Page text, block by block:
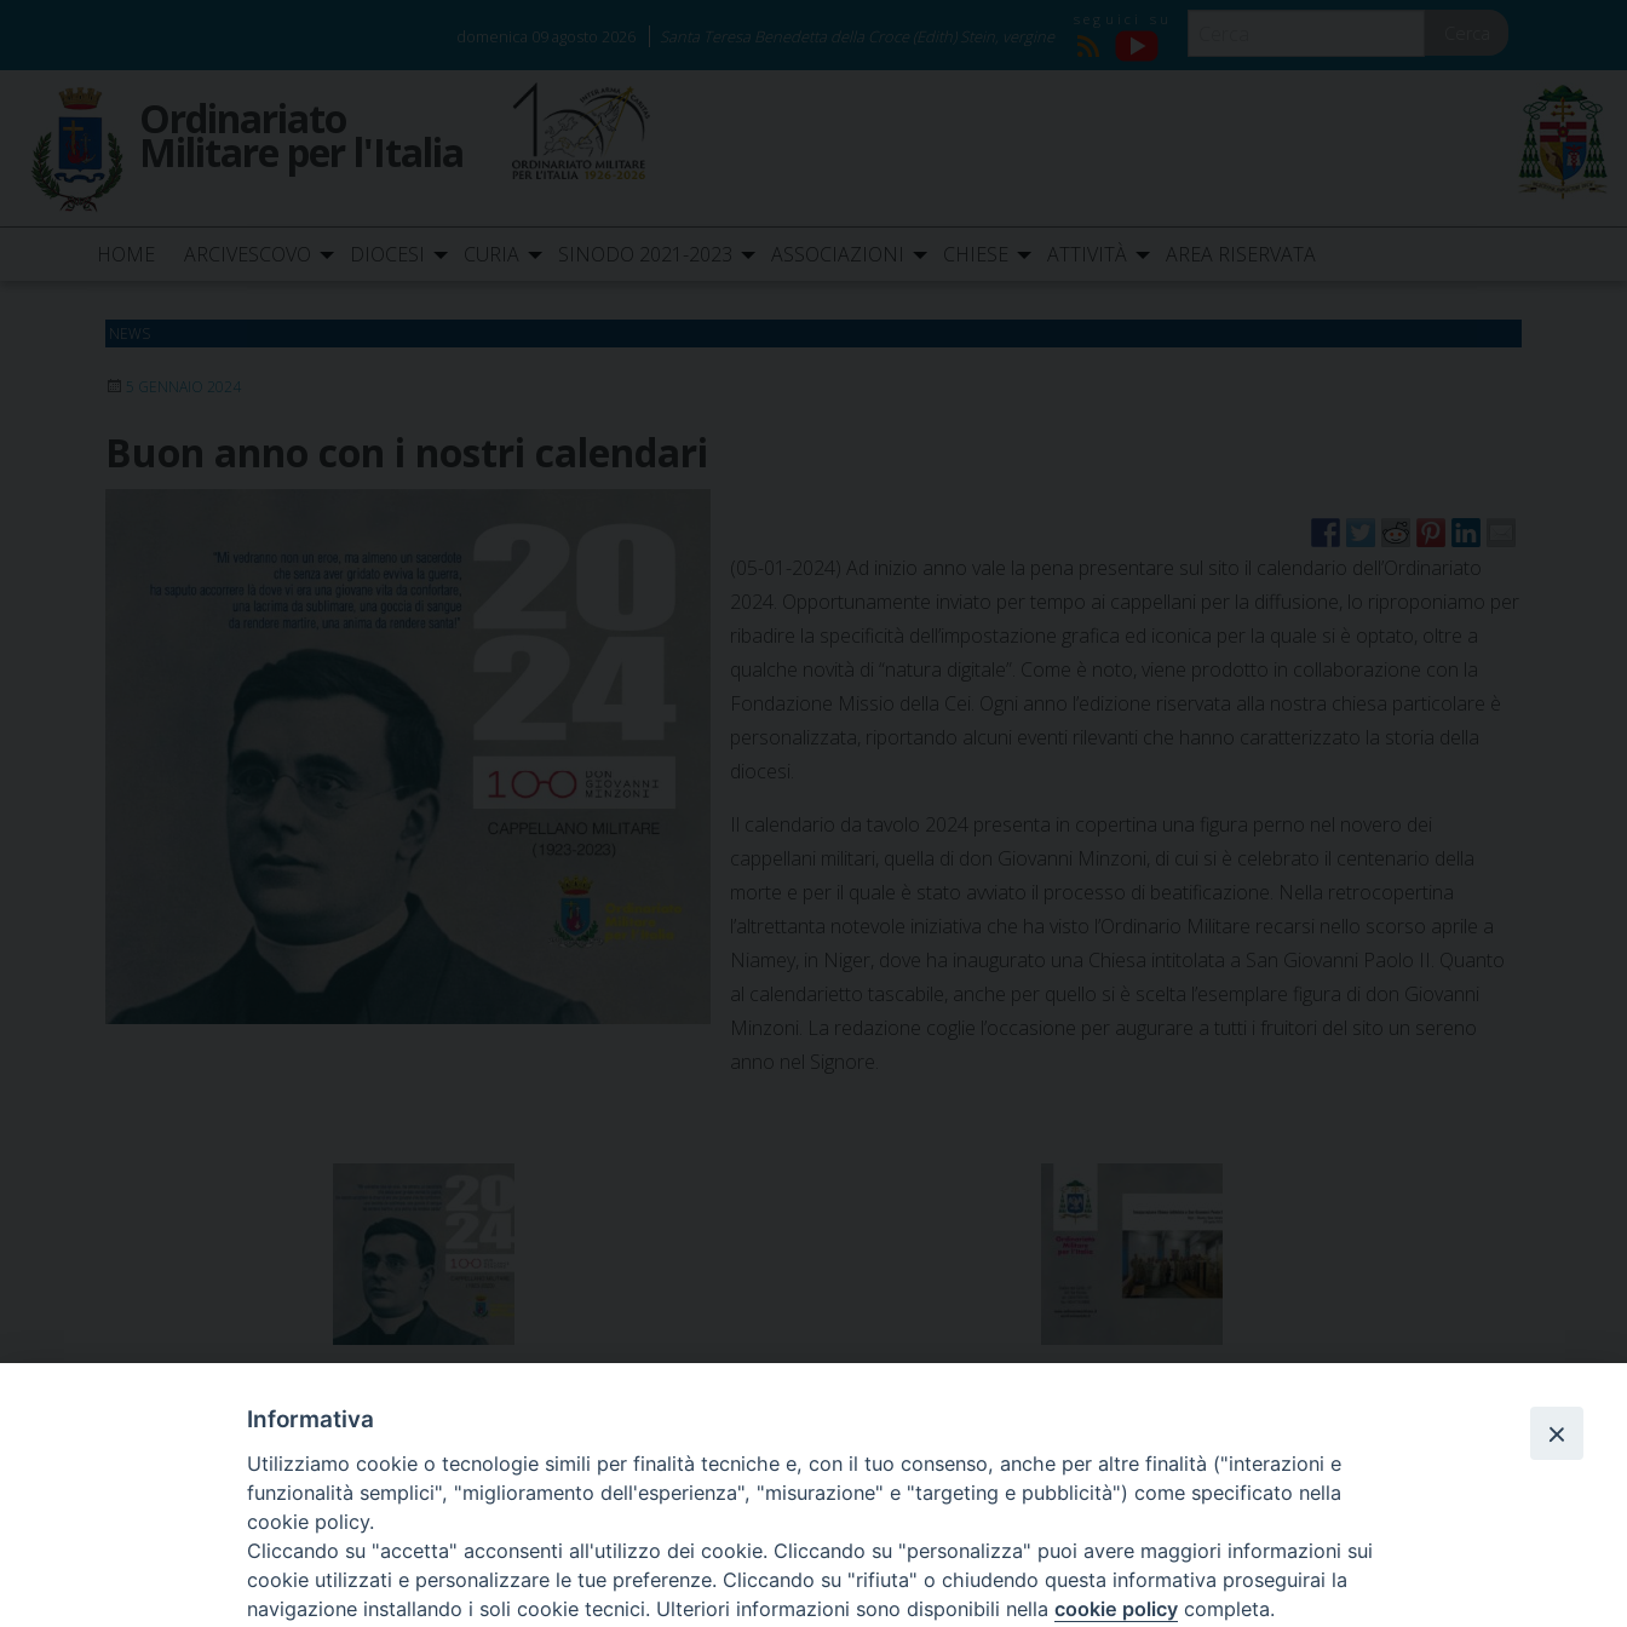
content
domenica 09 agosto 2026 Santa Teresa Benedetta della Croce (Edith) Stein, vergine
RSS
YouTube
Ordinariato
Militare per l'Italia
HOME ARCIVESCOVO DIOCESI CURIA SINODO 2021-2023 ASSOCIAZIONI CHIESE ATTIVITÀ AREA RISERVATA
NEWS
5 GENNAIO 2024
Buon anno con i nostri calendari
(05-01-2024) Ad inizio anno vale la pena presentare sul sito il calendario dell’Ordinariato
2024. Opportunamente inviato per tempo ai cappellani per la diffusione, lo riproponiamo per
ribadire la specificità dell’impostazione grafica ed iconica per la quale si è optato, oltre a
qualche novità di “natura digitale”. Come è noto, viene prodotto in collaborazione con la
Fondazione Missio della Cei. Ogni anno l’edizione riservata alla nostra chiesa particolare è
personalizzata, riportando alcuni eventi rilevanti che hanno caratterizzato la storia della
diocesi.
Il calendario da tavolo 2024 presenta in copertina una figura perno nel novero dei
cappellani militari, quella di don Giovanni Minzoni, di cui si è celebrato il centenario della
morte e per il quale è stato avviato il processo di beatificazione. Nella retrocopertina
l’altrettanta notevole iniziativa che ha visto l’Ordinario Militare recarsi nello scorso aprile a
Niamey, in Niger, dove ha inaugurato una Chiesa intitolata a San Giovanni Paolo II. Quanto
al calendarietto tascabile, anche per quello si è scelta l’esemplare figura di don Giovanni
Minzoni. La redazione coglie l’occasione per augurare a tutti i fruitori del sito un sereno
anno nel Signore.
Don Natale Raiteri nella pace dei giusti
Informativa
Utilizziamo cookie o tecnologie simili per finalità tecniche e, con il tuo consenso, anche per altre finalità ("interazioni e
funzionalità semplici", "miglioramento dell'esperienza", "misurazione" e "targeting e pubblicità") come specificato nella
cookie policy.
Cliccando su "accetta" acconsenti all'utilizzo dei cookie. Cliccando su "personalizza" puoi avere maggiori informazioni sui
cookie utilizzati e personalizzare le tue preferenze. Cliccando su "rifiuta" o chiudendo questa informativa proseguirai la
navigazione installando i soli cookie tecnici. Ulteriori informazioni sono disponibili nella cookie policy completa.